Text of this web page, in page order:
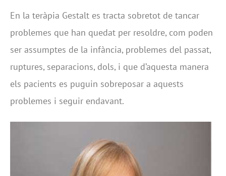
En la teràpia Gestalt es tracta sobretot de tancar
problemes que han quedat per resoldre, com poden
ser assumptes de la infància, problemes del passat,
ruptures, separacions, dols, i que d’aquesta manera
els pacients es puguin sobreposar a aquests
problemes i seguir endavant.